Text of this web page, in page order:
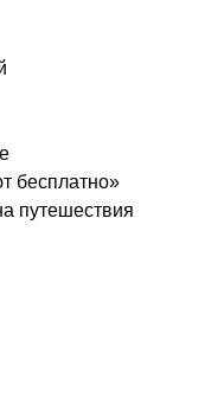
бесплатно»
путешествия